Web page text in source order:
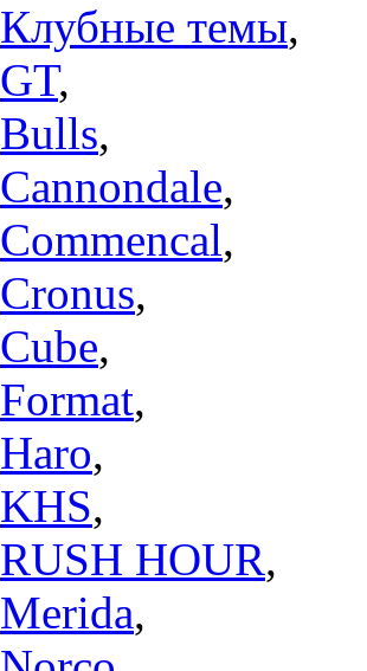
Клубные темы,
GT,
Bulls,
Cannondale,
Commencal,
Cronus,
Cube,
Format,
Haro,
KHS,
RUSH HOUR,
Merida,